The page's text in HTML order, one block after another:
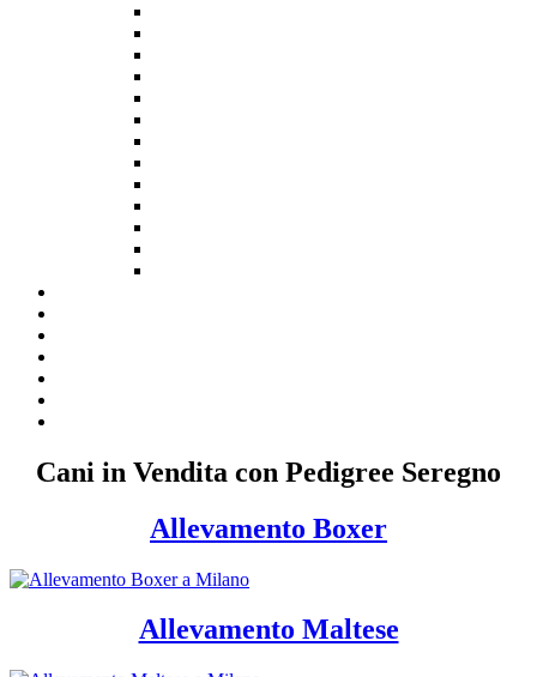
Cani in Vendita con Pedigree Seregno
Allevamento Boxer
Allevamento Maltese